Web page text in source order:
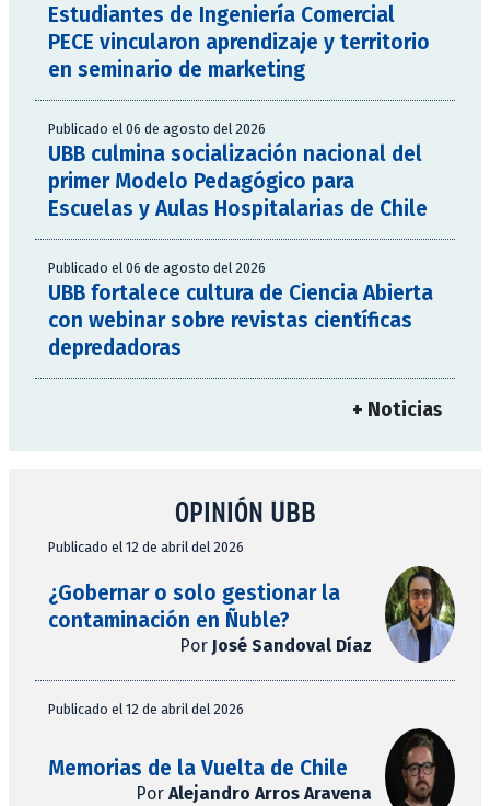
Estudiantes de Ingeniería Comercial
PECE vincularon aprendizaje y territorio
en seminario de marketing
Publicado el 06 de agosto del 2026
UBB culmina socialización nacional del
primer Modelo Pedagógico para
Escuelas y Aulas Hospitalarias de Chile
Publicado el 06 de agosto del 2026
UBB fortalece cultura de Ciencia Abierta
con webinar sobre revistas científicas
depredadoras
+ Noticias
OPINIÓN UBB
Publicado el 12 de abril del 2026
¿Gobernar o solo gestionar la
contaminación en Ñuble?
Por José Sandoval Díaz
Publicado el 12 de abril del 2026
Memorias de la Vuelta de Chile
Por Alejandro Arros Aravena